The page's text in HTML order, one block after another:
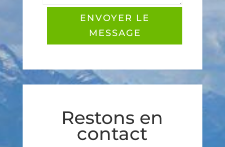
ENVOYER LE
MESSAGE
Restons en
contact